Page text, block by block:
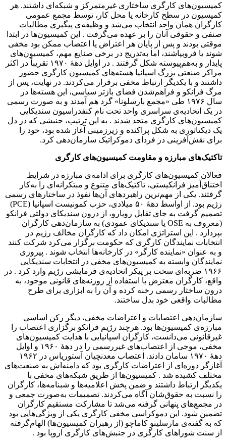
کمیسیون‌های کارگری ساختاری غیرمتمرکز و شبکه‌ای داشتند. هر
کمیسیون در سطح کارخانه یا محل کار، توسط مجمع عمومی
کارگران همان واحد انتخاب می‌شد و وظیفه‌ی پیگیری مطالبات
صنفی و حقوقی آنان را بر عهده می‌گرفت . این کمیسیون‌ها در ابتدا
موقتی بودند و پس از پایان هر اعتراض یا اعتصاب ممکن بود مخفی
شوند یا فروبپاشند، اما به‌تدریج در برخی صنایع مهم، کمیسیون‌های
پایدار و به‌هم‌پیوسته شکل گرفتند . در اوایل دههٔ ۱۹۷۰ تقریباً در اکثر
مراکز صنعتی بزرگ اسپانیا هسته‌های کمیسیون کارگری حضور
داشتند و با یکدیگر ارتباط مخفی برقرار می‌کردند. در نهایت، پس از
مرگ فرانکو و فراهم‌شدن فضای بازتر سیاسی، این هسته‌ها در
سال ۱۹۷۶ طی «مجمع بارسلونا» گرد هم آمدند و به صورت رسمی
در یک اتحادیه‌ی سراسری واحد تحت نام کنفدراسیون سندیکایی
کمیسیون‌های کارگری متحد شدند . به این ترتیب، جنبشی که در دل
یک دیکتاتوری به شکل پراکنده و زیرزمینی آغاز شده بود، خود را
برای نقش‌آفرینی در فردای دموکراتیک سازمان‌دهی کرد.
تاکتیک‌های مبارزه و مقاومت کمیسیون‌های کارگری
فعالان کمیسیون‌های کارگری برای ادامه‌ی مبارزه در شرایط
اختناق‌آمیز فرانکیستی، تاکتیک‌های متنوع و مبتکرانه‌ای را به‌کار
گرفتند. یکی از مهم‌ترین راهبردهای آن‌ها نفوذ در ساختارهای رسمی
رژیم بود. از اواسط دههٔ ۵۰ میلادی، حزب کمونیست اسپانیا (PCE)
تصمیم گرفت به جای تقابل رویارو، از درون سندیکای دولتی فرانکو
(معروف به OSE یا سندیکای عمودی) به سازمان‌دهی کارگران
بپردازد . این استراتژی امکان داد که کارگران مخالف رژیم در
انتخابات نمایندگان کارگری که حکومت برگزار می‌کرد شرکت کنند
و به عنوان «نماینده کارگر» در کارخانه‌ها انتخاب شوند . پیروزی
نمایندگان وابسته به کمیسیون‌های مخفی در انتخابات سندیکایی
۱۹۶۶ ضربه‌ای سخت بر پیکر اتحادیه‌ی فرمایشی رژیم وارد کرد . در
واقع، کارگران معترض با استفاده از روزنه‌های قانونی موجود، به
درون ساختار رسمی رخنه کرده و آن را به ابزاری برای طرح
مطالبات واقعی خود بدل ساختند.
سازمان‌دهی اعتصابات و اعتراضات مخفی، دیگر رکن اساسی
مبارزه‌ی کمیسیون‌ها بود. هرچند رژیم فرانکو برگزاری اعتصاب را
غیرقانونی می‌دانست، کارگران اسپانیایی با هدایت کمیسیون‌های
مخفی، موجی از اعتصاب‌های غیررسمی را در دههٔ ۱۹۶۰ و اوایل
دههٔ ۱۹۷۰ سامان دادند. اعتصاب معدنچیان آستوریاس در ۱۹۶۲
آغازگر دوره‌ای از اعتراضات کارگری بود که دامنه‌اش به صنعت‌های
مختلف کشیده شد . کمیسیون‌ها از طریق شبکه‌های مخفی با
یکدیگر ارتباط داشتند و ضمن پخش اعلامیه‌ها و شبنامه‌ها، کارگران
را نسبت به حقوق‌شان آگاه می‌کردند. تصمیمات به‌صورت جمعی و
در مجمع‌های پنهانی گرفته می‌شد تا مشارکت مستقیم کارگران
تضمین شود. این دموکراسی مخفی کارگری یکی از ویژگی‌هایی بود
که به گفته‌ی مارسلینو کاماچو (از رهبران کمیسیون‌ها) الهام‌گرفته
از سنت شوراهای کارگری در جنبش‌های کارگری اروپا بود .